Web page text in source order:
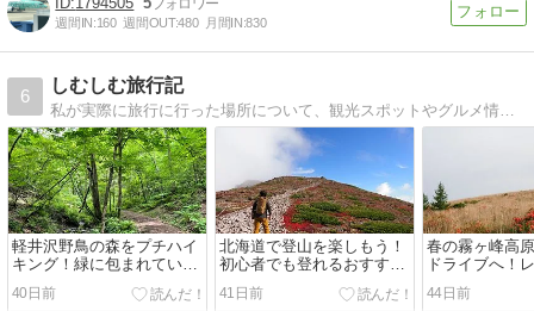
週間IN:160 週間OUT:480 月間IN:830
6
しむしむ旅行記
私が実際に旅行に行った場所について、観光スポットやグルメ情報、かかった料金などの情報を掲載しているブログです。
軽井沢野鳥の森をプチハイ
キング！緑に包まれていて
森林浴が気持ち良い場所。
野生の猿も登場したよ
40日前
北海道で登山を楽しもう！
初心者でも登れるおすすめ
コースやヒグマ対策、注意
点を詳しく紹介します
41日前
春の霧ヶ峰高
ドライブへ！
が咲き始め花
花を愛でなが
44日前